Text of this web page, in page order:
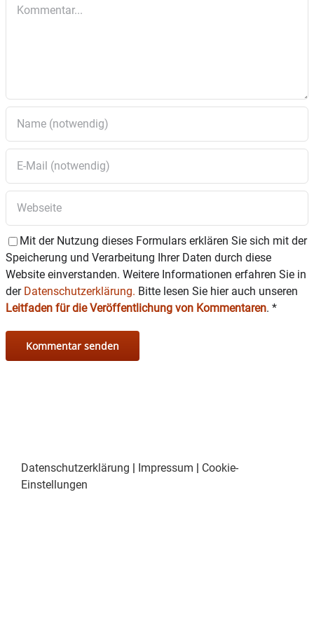
Mit der Nutzung dieses Formulars erklären Sie sich mit der
Speicherung und Verarbeitung Ihrer Daten durch diese
Website einverstanden. Weitere Informationen erfahren Sie in
der Datenschutzerklärung. Bitte lesen Sie hier auch unseren
Leitfaden für die Veröffentlichung von Kommentaren. *
Datenschutzerklärung | Impressum | Cookie-
Einstellungen